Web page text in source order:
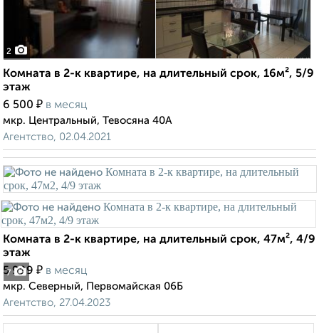
2
Комната в 2-к квартире, на длительный срок, 16м², 5/9
этаж
6 500 ₽ в месяц
мкр. Центральный, Тевосяна 40А
Агентство, 02.04.2021
7
Комната в 2-к квартире, на длительный срок, 47м², 4/9
этаж
5 999 ₽ в месяц
мкр. Северный, Первомайская 06Б
Агентство, 27.04.2023